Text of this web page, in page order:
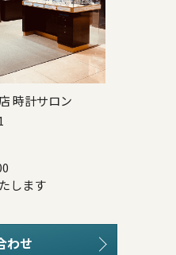
時計サロン
します
わせ